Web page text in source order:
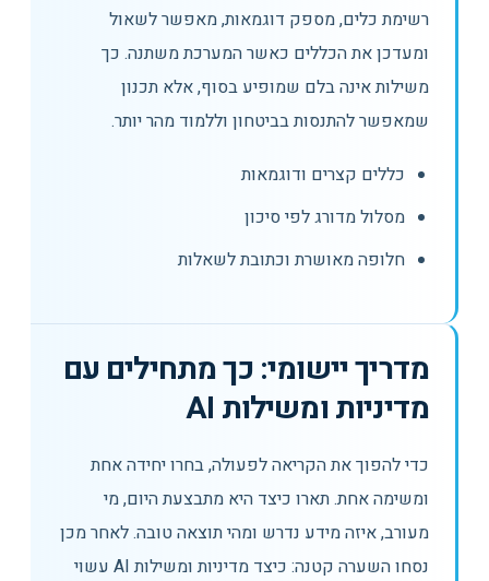
רשימת כלים, מספק דוגמאות, מאפשר לשאול
ומעדכן את הכללים כאשר המערכת משתנה. כך
משילות אינה בלם שמופיע בסוף, אלא תכנון
שמאפשר להתנסות בביטחון וללמוד מהר יותר.
כללים קצרים ודוגמאות
מסלול מדורג לפי סיכון
חלופה מאושרת וכתובת לשאלות
מדריך יישומי: כך מתחילים עם
מדיניות ומשילות AI
כדי להפוך את הקריאה לפעולה, בחרו יחידה אחת
ומשימה אחת. תארו כיצד היא מתבצעת היום, מי
מעורב, איזה מידע נדרש ומהי תוצאה טובה. לאחר מכן
נסחו השערה קטנה: כיצד מדיניות ומשילות AI עשוי